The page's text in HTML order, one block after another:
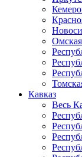
Кавказ
Весь